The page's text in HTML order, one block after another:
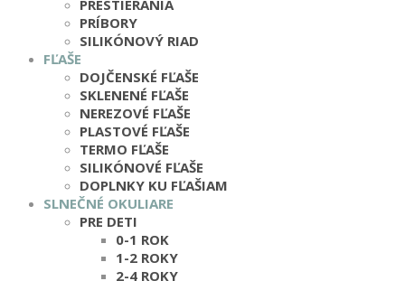
PRESTIERANIA
PRÍBORY
SILIKÓNOVÝ RIAD
FĽAŠE
DOJČENSKÉ FĽAŠE
SKLENENÉ FĽAŠE
NEREZOVÉ FĽAŠE
PLASTOVÉ FĽAŠE
TERMO FĽAŠE
SILIKÓNOVÉ FĽAŠE
DOPLNKY KU FĽAŠIAM
SLNEČNÉ OKULIARE
PRE DETI
0-1 ROK
1-2 ROKY
2-4 ROKY